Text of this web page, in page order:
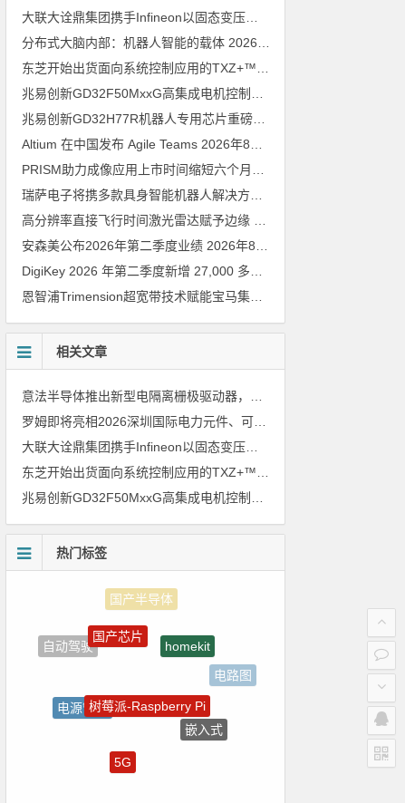
大联大诠鼎集团携手Infineon以固态变压器重构配电效率新标杆
分布式大脑内部：机器人智能的载体 2026年8月6日
兆易创新GD32H77R机器人专用芯片重磅亮相，精准赋能伺服驱动与关节控制
Altium 在中国发布 Agile Teams 2026年8月6日
安森美公布2026年第二季度业绩 2026年8月6日
恩智浦Trimension超宽带技术赋能宝马集团Digital Key Plus及生命体存在检测功能
相关文章
罗姆即将亮相2026深圳国际电力元件、可再生能源管理展览会暨研讨会
大联大诠鼎集团携手Infineon以固态变压器重构配电效率新标杆
热门标签
自动驾驶
国产芯片
homekit
电路图
电源管理
嵌入式
强国之列
5G